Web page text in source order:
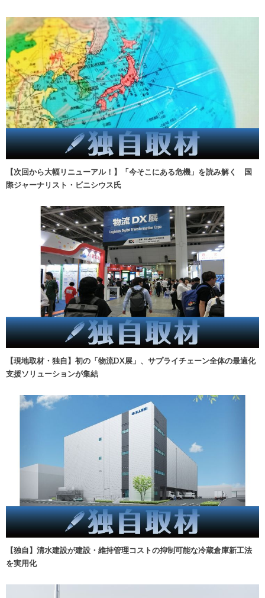
【次回から大幅リニューアル！】「今そこにある危機」を読み解く 国
際ジャーナリスト・ビニシウス氏
【現地取材・独自】初の「物流DX展」、サプライチェーン全体の最適化
支援ソリューションが集結
【独自】清水建設が建設・維持管理コストの抑制可能な冷蔵倉庫新工法
を実用化